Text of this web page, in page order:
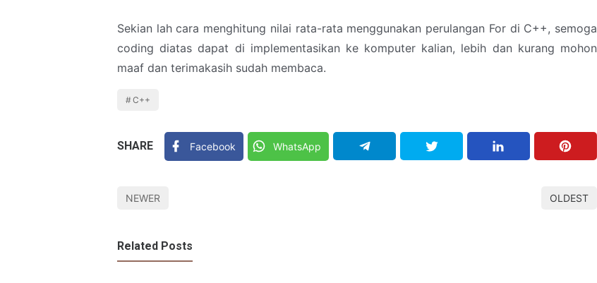
Sekian lah cara menghitung nilai rata-rata menggunakan perulangan For di C++, semoga
coding diatas dapat di implementasikan ke komputer kalian, lebih dan kurang mohon
maaf dan terimakasih sudah membaca.
C++
SHARE Facebook WhatsApp
NEWER OLDEST
Related Posts